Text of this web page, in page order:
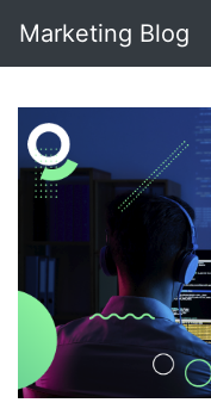
Marketing Blog